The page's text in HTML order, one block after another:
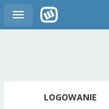
LOGOWANIE